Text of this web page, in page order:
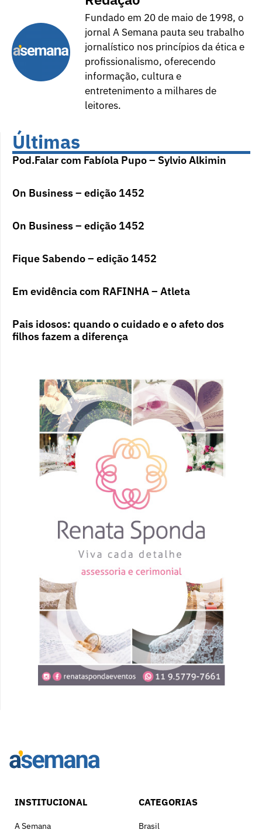
Fundado em 20 de maio de 1998, o
jornal A Semana pauta seu trabalho
jornalístico nos princípios da ética e
profissionalismo, oferecendo
informação, cultura e
entretenimento a milhares de
leitores.
Últimas
Pod.Falar com Fabíola Pupo – Sylvio Alkimin
On Business – edição 1452
On Business – edição 1452
Fique Sabendo – edição 1452
Em evidência com RAFINHA – Atleta
Pais idosos: quando o cuidado e o afeto dos
filhos fazem a diferença
INSTITUCIONAL
A Semana
CATEGORIAS
Brasil